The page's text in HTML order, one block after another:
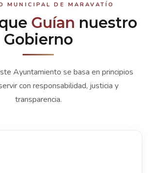
MUNICIPAL DE MARAVATÍO
Guían nuestro
Gobierno
Ayuntamiento se basa en principios
con responsabilidad, justicia y
transparencia.